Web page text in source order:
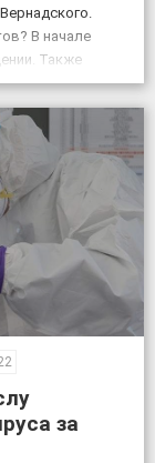
В начале
Также
и камней […]
за